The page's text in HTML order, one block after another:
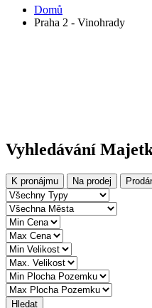
Domů
Praha 2 - Vinohrady
Vyhledávání
K pronájmu Na prodej
Hledat